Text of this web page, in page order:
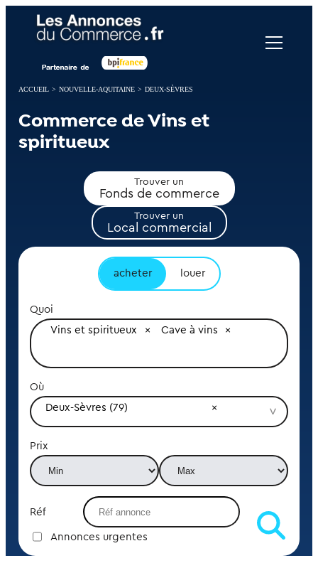
ACCUEIL > NOUVELLE-AQUITAINE > DEUX-SÈVRES
Commerce de Vins et
spiritueux
Trouver un
Fonds de commerce
Trouver un
Local commercial
acheter louer
Quoi
Vins et spiritueux
Cave à vins
Où
Deux-Sèvres (79)
Prix
Réf
Annonces urgentes
Panneau de gestion des cookies